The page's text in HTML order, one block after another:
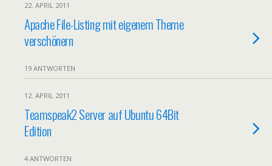
22. APRIL 2011
Apache File-Listing mit eigenem Theme
verschönern
19 ANTWORTEN
12. APRIL 2011
Teamspeak2 Server auf Ubuntu 64Bit
Edition
4 ANTWORTEN